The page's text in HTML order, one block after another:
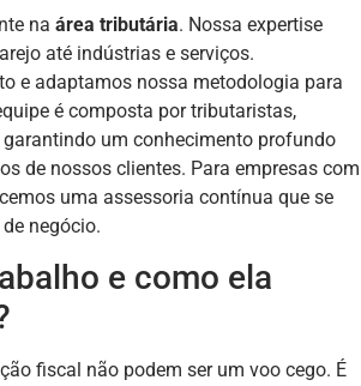
na área tributária. Nossa expertise
até indústrias e serviços.
e adaptamos nossa metodologia para
é composta por tributaristas,
um conhecimento profundo
de nossos clientes. Para empresas com
uma assessoria contínua que se
negócio.
e como ela
fiscal não podem ser um voo cego. É